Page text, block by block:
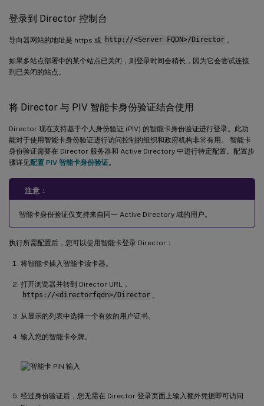
登录到 Director 控制台
导向器网站的地址是 https 或 http://<Server FQDN>/Director 。
如果多站点部署中的某个站点已关闭，则登录时间会稍长，因为它会尝试连接
到已关闭的站点。
将 Director 与 PIV 智能卡身份验证结合使用
Director 现在支持基于个人身份验证 (PIV) 的智能卡身份验证进行登录。此功
能对于使用智能卡身份验证进行访问控制的组织和政府机构非常有用。 智能卡
身份验证需要在 Director 服务器和 Active Directory 中进行特定配置。配置步
骤详见配置 PIV 智能卡身份验证。
注意：
智能卡身份验证仅支持来自同一 Active Directory 域的用户。
执行所需配置后，您可以使用智能卡登录 Director：
将智能卡插入智能卡读卡器。
打开浏览器并转到 Director URL，
https://<directorfqdn>/Director 。
从显示的列表中选择一个有效的用户证书。
输入您的智能卡令牌。
经过身份验证后，您无需在 Director 登录页面上输入额外凭据即可访问